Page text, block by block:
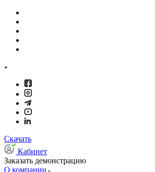
Скачать
Кабинет
Заказать демонстрацию
О компании